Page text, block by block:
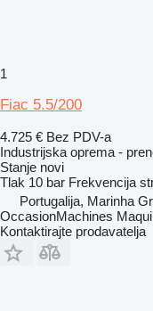
1
Fiac 5.5/200
4.725 € Bez PDV-a
Industrijska oprema -
Stanje novi
Tlak 10 bar Frekvencija
Portugalija, Marinha
OccasionMachines
Kontaktirajte prodavatelja